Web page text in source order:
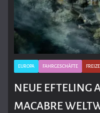
EUROPA FAHRGESCHÄFTE
NEUE EFTELING
MACABRE